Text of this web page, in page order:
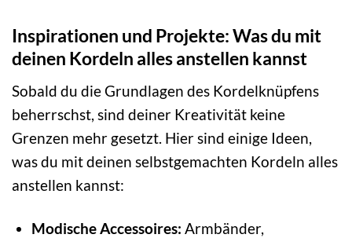
Inspirationen und Projekte: Was du mit
deinen Kordeln alles anstellen kannst
Sobald du die Grundlagen des Kordelknüpfens
beherrschst, sind deiner Kreativität keine
Grenzen mehr gesetzt. Hier sind einige Ideen,
was du mit deinen selbstgemachten Kordeln alles
anstellen kannst:
Modische Accessoires: Armbänder,